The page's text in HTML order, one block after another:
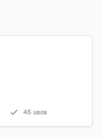
45 usos